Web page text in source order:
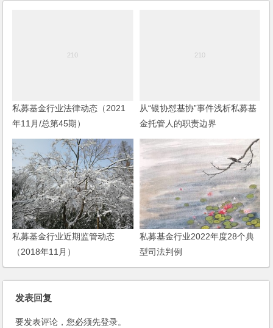
私募基金行业法律动态（2021
年11月/总第45期）
从“银协怼基协”事件浅析私募基
金托管人的职责边界
私募基金行业近期监管动态
（2018年11月）
私募基金行业2022年度28个典
型司法判例
发表回复
要发表评论，您必须先登录。